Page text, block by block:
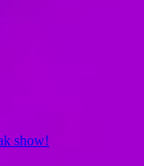
show!